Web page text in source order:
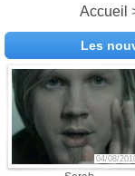
Accueil
Les
04/08/